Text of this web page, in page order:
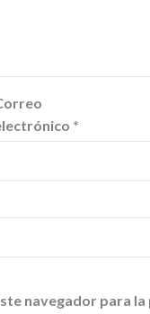
*
navegador para la